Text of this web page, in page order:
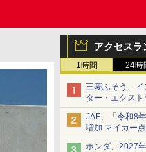
アクセスラ
1時間 24時
三菱ふそう、
ター・エクス
ックベースの
JAF、「令和8
増加 マイカー
びかけ
ホンダ、2027